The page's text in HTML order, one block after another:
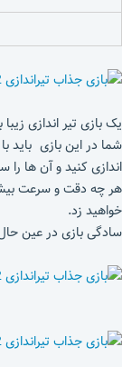
یک بازی تیر اندازی
شما در این بازی باید
اندازی کنید و آن ها را
هر چه دقت و سرعت
خواهید زد.
سادگی بازی در عین